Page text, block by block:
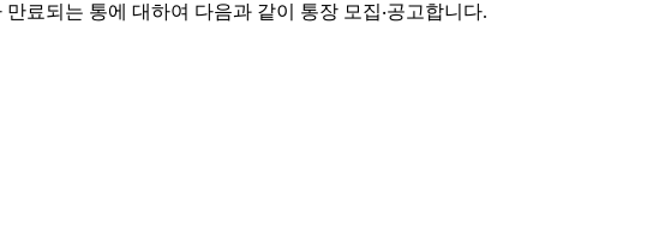
료되는 통에 대하여 다음과 같이 통장 모집‧공고합니다.